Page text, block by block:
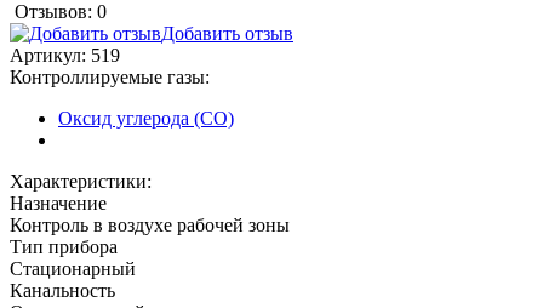
Отзывов: 0
Добавить отзыв
Артикул: 519
Контроллируемые газы:
Оксид углерода (CO)
Характеристики:
Назначение
Контроль в воздухе рабочей зоны
Тип прибора
Стационарный
Канальность